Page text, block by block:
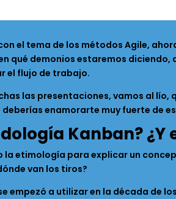
el tema de los métodos Agile,
qué demonios estaremos
el flujo de trabajo.
las presentaciones, vamos al
deberías enamorarte muy fuerte de
Kanban? ¿Y
la etimología para explicar un
van los tiros?
empezó a utilizar en la década de